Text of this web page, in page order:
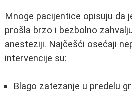
Mnoge pacijentice opisuju da
prošla brzo i bezbolno
anesteziji. Najčešći osećaji
intervencije su:
Blago zatezanje u predelu